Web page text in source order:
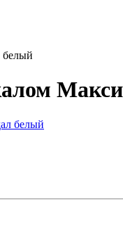
белый